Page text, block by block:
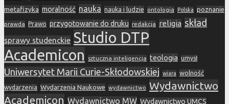
metafizyka moralność nauka nauka i ludzie ontologia Polska poznanie
prawda Prawo przygotowanie do druku redakcja religia skład
sprawy studenckie Studio DTP
Academicon
sztuczna inteligencja teologia umysł
Uniwersytet Marii Curie-Skłodowskiej wiara wolność
wydarzenia Wydarzenia Naukowe wydawnictwo Wydawnictwo
Academicon Wydawnictwo MW Wydawnictwo UMCS